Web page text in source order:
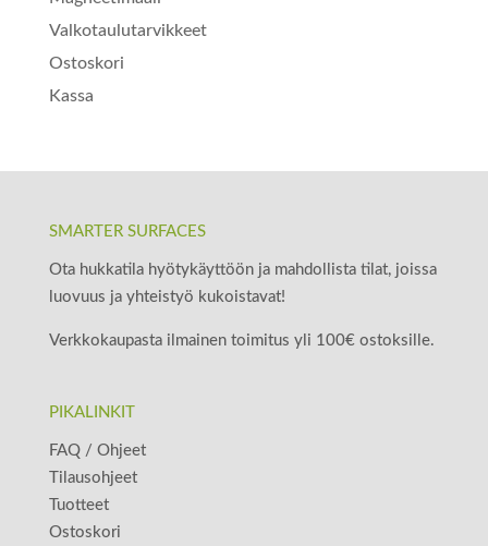
Valkotaulutarvikkeet
Ostoskori
Kassa
SMARTER SURFACES
Ota hukkatila hyötykäyttöön ja mahdollista tilat, joissa
luovuus ja yhteistyö kukoistavat!
Verkkokaupasta ilmainen toimitus yli 100€ ostoksille.
PIKALINKIT
FAQ / Ohjeet
Tilausohjeet
Tuotteet
Ostoskori